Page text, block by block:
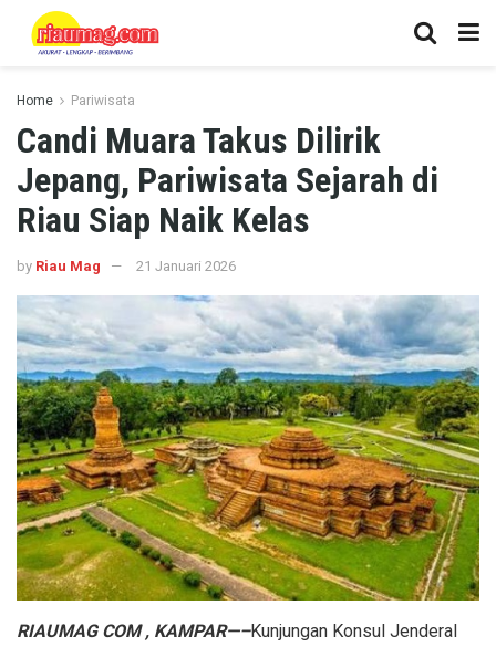
Home Pariwisata
Candi Muara Takus Dilirik
Jepang, Pariwisata Sejarah di
Riau Siap Naik Kelas
by Riau Mag 21 Januari 2026
RIAUMAG COM , KAMPAR—–Kunjungan Konsul Jenderal